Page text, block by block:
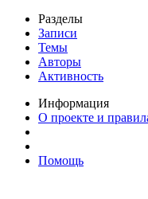
Разделы
Записи
Темы
Авторы
Активность
Информация
О проекте и
Помощь